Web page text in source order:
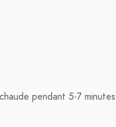
pendant 5-7